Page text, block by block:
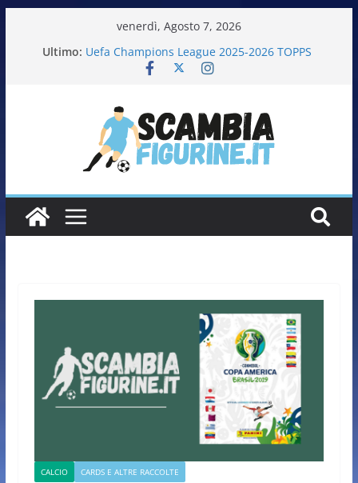
venerdì, Agosto 7, 2026
Ultimo: Uefa Champions League 2025-2026 TOPPS
Fifa World Cup 2026 PANINI
Calciatori Serie B BKT 2025-2026 PANINI
CALCIO CARDS E ALTRE RACCOLTE